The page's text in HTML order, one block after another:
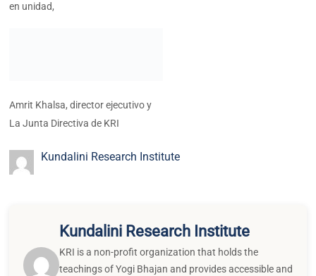
en unidad,
Amrit Khalsa, director ejecutivo y
La Junta Directiva de KRI
Kundalini Research Institute
Kundalini Research Institute
KRI is a non-profit organization that holds the
teachings of Yogi Bhajan and provides accessible and